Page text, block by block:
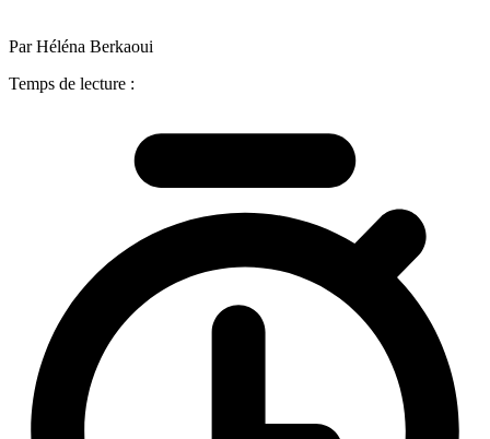
Par Héléna Berkaoui
Temps de lecture :